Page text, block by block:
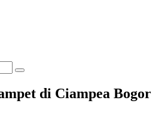
di Ciampea Bogor